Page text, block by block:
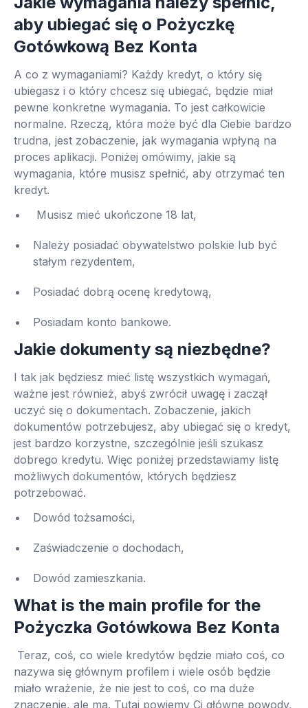
aby ubiegać się o Pożyczkę
Gotówkową Bez Konta
A co z wymaganiami? Każdy kredyt, o który się
ubiegasz i o który chcesz się ubiegać, będzie miał
pewne konkretne wymagania. To jest całkowicie
normalne. Rzeczą, która może być dla Ciebie bardzo
trudna, jest zobaczenie, jak wymagania wpłyną na
proces aplikacji. Poniżej omówimy, jakie są
wymagania, które musisz spełnić, aby otrzymać ten
kredyt.
Musisz mieć ukończone 18 lat,
Należy posiadać obywatelstwo polskie lub być
stałym rezydentem,
Posiadać dobrą ocenę kredytową,
Posiadam konto bankowe.
Jakie dokumenty są niezbędne?
I tak jak będziesz mieć listę wszystkich wymagań,
ważne jest również, abyś zwrócił uwagę i zaczął
uczyć się o dokumentach. Zobaczenie, jakich
dokumentów potrzebujesz, aby ubiegać się o kredyt,
jest bardzo korzystne, szczególnie jeśli szukasz
dobrego kredytu. Więc poniżej przedstawiamy listę
możliwych dokumentów, których będziesz
potrzebować.
Dowód tożsamości,
Zaświadczenie o dochodach,
Dowód zamieszkania.
What is the main profile for the
Pożyczka Gotówkowa Bez Konta
Teraz, coś, co wiele kredytów będzie miało coś, co
nazywa się głównym profilem i wiele osób będzie
miało wrażenie, że nie jest to coś, co ma duże
znaczenie, ale ma. Tutaj powiemy Ci główne powody,